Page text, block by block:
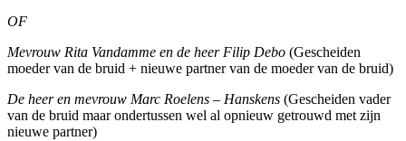
OF
Mevrouw Rita Vandamme en de heer Filip Debo (Gescheiden
moeder van de bruid + nieuwe partner van de moeder van de bruid)
De heer en mevrouw Marc Roelens – Hanskens (Gescheiden vader
van de bruid maar ondertussen wel al opnieuw getrouwd met zijn
nieuwe partner)